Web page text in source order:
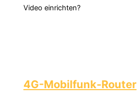
Video einrichten?
4G-Mobilfunk-Router